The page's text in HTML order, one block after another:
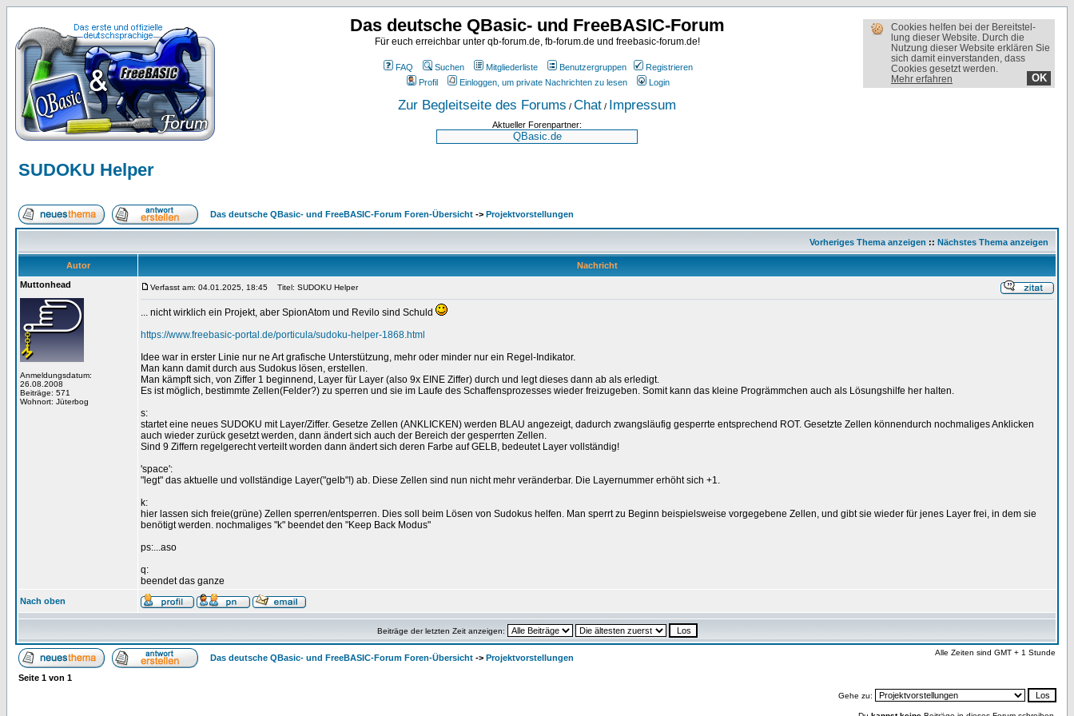
Cookies helfen bei der Bereit­stel­
lung dieser Website. Durch die
Nutzung dieser Website erklären Sie
sich damit einverstanden, dass
Cookies gesetzt werden.
Mehr erfahren
OK
Das deutsche QBasic- und FreeBASIC-Forum
Für euch erreichbar unter qb-forum.de, fb-forum.de und freebasic-forum.de!
FAQ Suchen Mitgliederliste Benutzergruppen
Registrieren
Profil
Einloggen, um private Nachrichten zu lesen Login
Zur Begleitseite des Forums / Chat / Impressum
Aktueller Forenpartner:
SUDOKU Helper
Das deutsche QBasic- und FreeBASIC-Forum Foren-Übersicht -> Projektvorstellungen
Vorheriges Thema anzeigen :: Nächstes Thema anzeigen
Autor
Nachricht
Muttonhead
Anmeldungsdatum:
26.08.2008
Beiträge: 571
Wohnort: Jüterbog
Verfasst am: 04.01.2025, 18:45 Titel: SUDOKU Helper
... nicht wirklich ein Projekt, aber SpionAtom und Revilo sind Schuld
https://www.freebasic-portal.de/porticula/sudoku-helper-1868.html
Idee war in erster Linie nur ne Art grafische Unterstützung, mehr oder minder nur ein Regel-Indikator.
Man kann damit durch aus Sudokus lösen, erstellen.
Man kämpft sich, von Ziffer 1 beginnend, Layer für Layer (also 9x EINE Ziffer) durch und legt dieses dann ab als erledigt.
Es ist möglich, bestimmte Zellen(Felder?) zu sperren und sie im Laufe des Schaffensprozesses wieder freizugeben. Somit kann das kleine Progrämmchen auch als Lösungshilfe her halten.
s:
startet eine neues SUDOKU mit Layer/Ziffer. Gesetze Zellen (ANKLICKEN) werden BLAU angezeigt, dadurch zwangsläufig gesperrte entsprechend ROT. Gesetzte Zellen könnendurch nochmaliges Anklicken
auch wieder zurück gesetzt werden, dann ändert sich auch der Bereich der gesperrten Zellen.
Sind 9 Ziffern regelgerecht verteilt worden dann ändert sich deren Farbe auf GELB, bedeutet Layer vollständig!
'space':
"legt" das aktuelle und vollständige Layer("gelb"!) ab. Diese Zellen sind nun nicht mehr veränderbar. Die Layernummer erhöht sich +1.
k:
hier lassen sich freie(grüne) Zellen sperren/entsperren. Dies soll beim Lösen von Sudokus helfen. Man sperrt zu Beginn beispielsweise vorgegebene Zellen, und gibt sie wieder für jenes Layer frei, in dem sie
benötigt werden. nochmaliges "k" beendet den "Keep Back Modus"
ps:...aso
q:
beendet das ganze
Nach oben
Beiträge der letzten Zeit anzeigen:
Das deutsche QBasic- und FreeBASIC-Forum Foren-Übersicht -> Projektvorstellungen
Alle Zeiten sind GMT + 1 Stunde
Seite 1 von 1
Gehe zu: